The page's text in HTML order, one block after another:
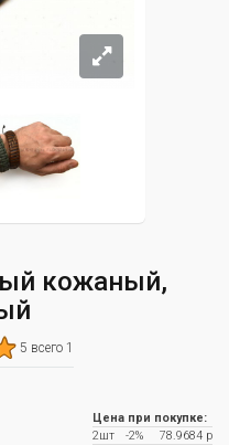
кожаный,
5 всего 1
Цена при покупке:
2шт
-2%
78.9684 р